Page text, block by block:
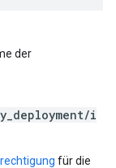
der
i
für die